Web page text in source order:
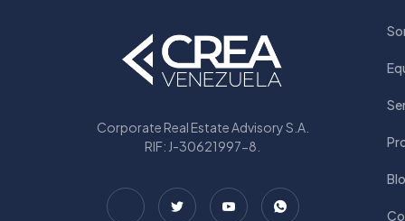
Corporate Real Estate Advisory S.A.
RIF: J-30621997-8.